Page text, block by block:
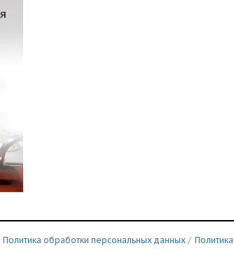
Политика обработки персональных данных /